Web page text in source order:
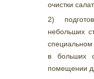
очистки
2)
небольших
в больших
помещении